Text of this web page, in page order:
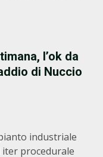
l’ok da
di Nuccio
industriale
procedurale